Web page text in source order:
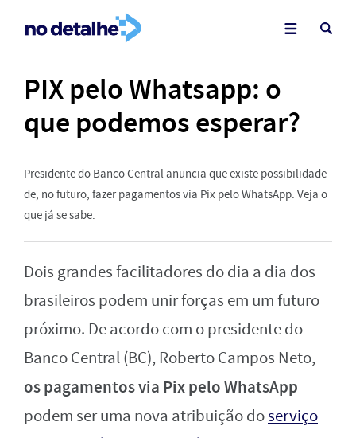
PIX pelo Whatsapp: o
que podemos esperar?
Presidente do Banco Central anuncia que existe possibilidade
de, no futuro, fazer pagamentos via Pix pelo WhatsApp. Veja o
que já se sabe.
Dois grandes facilitadores do dia a dia dos
brasileiros podem unir forças em um futuro
próximo. De acordo com o presidente do
Banco Central (BC), Roberto Campos Neto,
os pagamentos via Pix pelo WhatsApp
podem ser uma nova atribuição doserviço